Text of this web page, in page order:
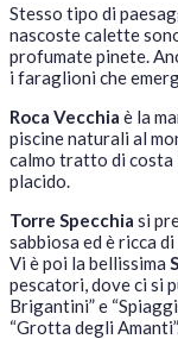
Stesso tipo di
nascoste calette
profumate pinete.
i faraglioni che
Roca Vecchia è la
piscine naturali al
calmo tratto di costa
placido.
Torre Specchia si
sabbiosa ed è ricca
Vi è poi la bellissima
pescatori, dove ci si
Brigantini” e
“Grotta degli